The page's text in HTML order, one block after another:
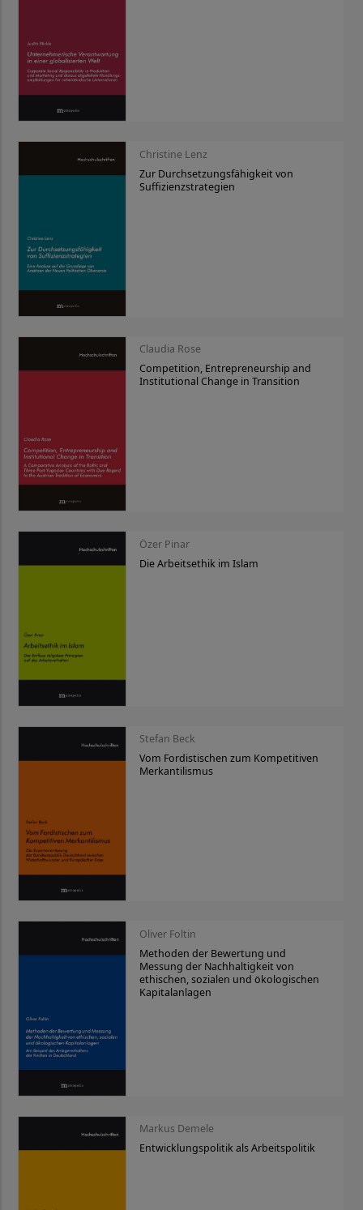
Christine Lenz
Zur Durchsetzungsfähigkeit von
Suffizienzstrategien
Claudia Rose
Competition, Entrepreneurship and
Institutional Change in Transition
Özer Pinar
Die Arbeitsethik im Islam
Stefan Beck
Vom Fordistischen zum Kompetitiven
Merkantilismus
Oliver Foltin
Methoden der Bewertung und
Messung der Nachhaltigkeit von
ethischen, sozialen und ökologischen
Kapitalanlagen
Markus Demele
Entwicklungspolitik als Arbeitspolitik